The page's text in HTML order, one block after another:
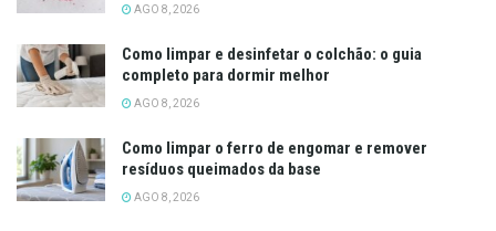
AGO 8, 2026
Como limpar e desinfetar o colchão: o guia
completo para dormir melhor
AGO 8, 2026
Como limpar o ferro de engomar e remover
resíduos queimados da base
AGO 8, 2026